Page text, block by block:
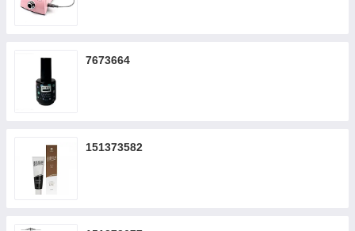
7673664
151373582